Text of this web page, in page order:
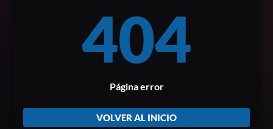
404
Página error
VOLVER AL INICIO